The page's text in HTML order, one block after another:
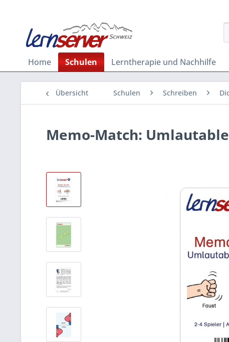
Home Schulen Lerntherapie und Nachhilfe
Übersicht Schulen Schreiben
Memo-Match: